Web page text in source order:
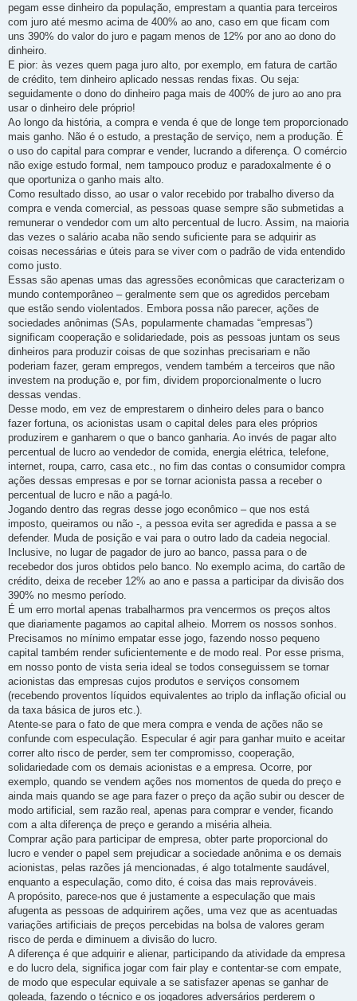
pegam esse dinheiro da população, emprestam a quantia para terceiros
com juro até mesmo acima de 400% ao ano, caso em que ficam com
uns 390% do valor do juro e pagam menos de 12% por ano ao dono do
dinheiro.
E pior: às vezes quem paga juro alto, por exemplo, em fatura de cartão
de crédito, tem dinheiro aplicado nessas rendas fixas. Ou seja:
seguidamente o dono do dinheiro paga mais de 400% de juro ao ano pra
usar o dinheiro dele próprio!
Ao longo da história, a compra e venda é que de longe tem proporcionado
mais ganho. Não é o estudo, a prestação de serviço, nem a produção. É
o uso do capital para comprar e vender, lucrando a diferença. O comércio
não exige estudo formal, nem tampouco produz e paradoxalmente é o
que oportuniza o ganho mais alto.
Como resultado disso, ao usar o valor recebido por trabalho diverso da
compra e venda comercial, as pessoas quase sempre são submetidas a
remunerar o vendedor com um alto percentual de lucro. Assim, na maioria
das vezes o salário acaba não sendo suficiente para se adquirir as
coisas necessárias e úteis para se viver com o padrão de vida entendido
como justo.
Essas são apenas umas das agressões econômicas que caracterizam o
mundo contemporâneo – geralmente sem que os agredidos percebam
que estão sendo violentados. Embora possa não parecer, ações de
sociedades anônimas (SAs, popularmente chamadas “empresas”)
significam cooperação e solidariedade, pois as pessoas juntam os seus
dinheiros para produzir coisas de que sozinhas precisariam e não
poderiam fazer, geram empregos, vendem também a terceiros que não
investem na produção e, por fim, dividem proporcionalmente o lucro
dessas vendas.
Desse modo, em vez de emprestarem o dinheiro deles para o banco
fazer fortuna, os acionistas usam o capital deles para eles próprios
produzirem e ganharem o que o banco ganharia. Ao invés de pagar alto
percentual de lucro ao vendedor de comida, energia elétrica, telefone,
internet, roupa, carro, casa etc., no fim das contas o consumidor compra
ações dessas empresas e por se tornar acionista passa a receber o
percentual de lucro e não a pagá-lo.
Jogando dentro das regras desse jogo econômico – que nos está
imposto, queiramos ou não -, a pessoa evita ser agredida e passa a se
defender. Muda de posição e vai para o outro lado da cadeia negocial.
Inclusive, no lugar de pagador de juro ao banco, passa para o de
recebedor dos juros obtidos pelo banco. No exemplo acima, do cartão de
crédito, deixa de receber 12% ao ano e passa a participar da divisão dos
390% no mesmo período.
É um erro mortal apenas trabalharmos pra vencermos os preços altos
que diariamente pagamos ao capital alheio. Morrem os nossos sonhos.
Precisamos no mínimo empatar esse jogo, fazendo nosso pequeno
capital também render suficientemente e de modo real. Por esse prisma,
em nosso ponto de vista seria ideal se todos conseguissem se tornar
acionistas das empresas cujos produtos e serviços consomem
(recebendo proventos líquidos equivalentes ao triplo da inflação oficial ou
da taxa básica de juros etc.).
Atente-se para o fato de que mera compra e venda de ações não se
confunde com especulação. Especular é agir para ganhar muito e aceitar
correr alto risco de perder, sem ter compromisso, cooperação,
solidariedade com os demais acionistas e a empresa. Ocorre, por
exemplo, quando se vendem ações nos momentos de queda do preço e
ainda mais quando se age para fazer o preço da ação subir ou descer de
modo artificial, sem razão real, apenas para comprar e vender, ficando
com a alta diferença de preço e gerando a miséria alheia.
Comprar ação para participar de empresa, obter parte proporcional do
lucro e vender o papel sem prejudicar a sociedade anônima e os demais
acionistas, pelas razões já mencionadas, é algo totalmente saudável,
enquanto a especulação, como dito, é coisa das mais reprováveis.
A propósito, parece-nos que é justamente a especulação que mais
afugenta as pessoas de adquirirem ações, uma vez que as acentuadas
variações artificiais de preços percebidas na bolsa de valores geram
risco de perda e diminuem a divisão do lucro.
A diferença é que adquirir e alienar, participando da atividade da empresa
e do lucro dela, significa jogar com fair play e contentar-se com empate,
de modo que especular equivale a se satisfazer apenas se ganhar de
goleada, fazendo o técnico e os jogadores adversários perderem o